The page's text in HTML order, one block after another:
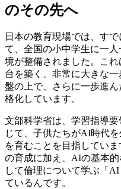
のその先へ
日本の教育現場では、す
て、全国の小中学生に一
境が整備されました。こ
台を築く、非常に大きな
盤の上で、さらに一歩進
格化しています。
文部科学省は、学習指導
じて、子供たちがAI時代
を育むことを目指してい
の育成に加え、AIの基本
して倫理について学ぶ「
ているんです。